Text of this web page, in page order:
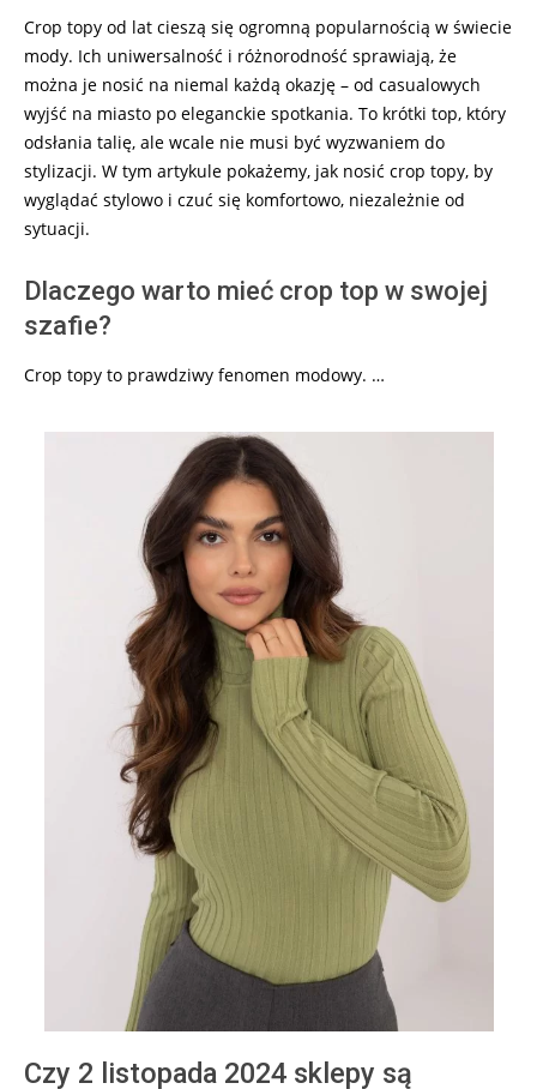
Crop topy od lat cieszą się ogromną popularnością w świecie
mody. Ich uniwersalność i różnorodność sprawiają, że
można je nosić na niemal każdą okazję – od casualowych
wyjść na miasto po eleganckie spotkania. To krótki top, który
odsłania talię, ale wcale nie musi być wyzwaniem do
stylizacji. W tym artykule pokażemy, jak nosić crop topy, by
wyglądać stylowo i czuć się komfortowo, niezależnie od
sytuacji.
Dlaczego warto mieć crop top w swojej
szafie?
Crop topy to prawdziwy fenomen modowy. …
Czy 2 listopada 2024 sklepy są